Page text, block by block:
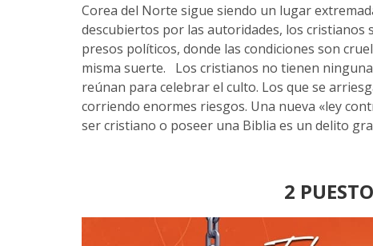
Corea del Norte sigue siendo un lugar
descubiertos por las autoridades, los cristianos
presos políticos, donde las condiciones son
misma suerte. Los cristianos no tienen
reúnan para celebrar el culto. Los que se
corriendo enormes riesgos. Una nueva «ley
ser cristiano o poseer una Biblia es un delito
2